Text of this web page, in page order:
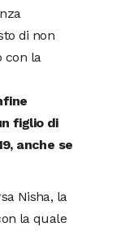
di non
con la
figlio di
anche se
Nisha, la
la quale